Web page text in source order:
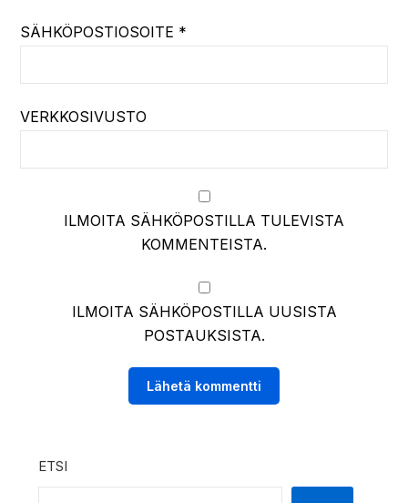
SÄHKÖPOSTIOSOITE *
VERKKOSIVUSTO
ILMOITA SÄHKÖPOSTILLA TULEVISTA
KOMMENTEISTA.
ILMOITA SÄHKÖPOSTILLA UUSISTA
POSTAUKSISTA.
ETSI